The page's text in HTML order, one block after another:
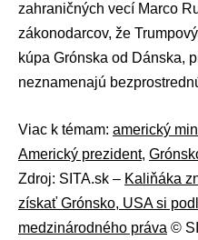
zahraničných vecí Marco
zákonodarcov, že
kúpa Grónska od Dánska,
neznamenajú
Viac k témam: americký
Americký prezident,
Zdroj: SITA.sk – Kaliňáka
získať Grónsko, USA si
medzinárodného práva ©